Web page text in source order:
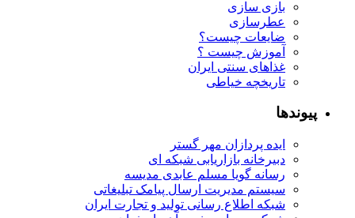
بازی سازی
عطرسازی
ضایعات چیست؟
آموزش چیست ؟
غذاهای سنتی ایران
تاریخچه خیاطی
پیوندها
ایده پردازان مهر گستر
دبیرخانه بازاریابی شبکه ای
رسانه گویا مسلم عابدی مدیسه
سیستم مدیریت ارسال پیامک تبلیغاتی
شبکه اطلاع رسانی تولید و تجارت ایران